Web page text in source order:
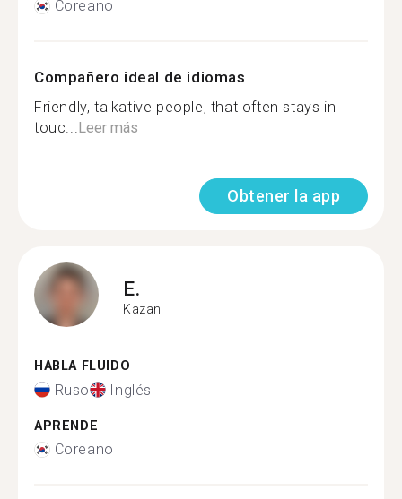
Coreano
Compañero ideal de idiomas
Friendly, talkative people, that often stays in
touc...Leer más
Obtener la app
E.
Kazan
HABLA FLUIDO
Ruso Inglés
APRENDE
Coreano